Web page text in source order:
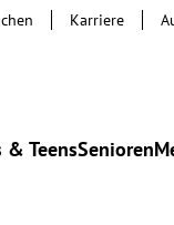
& TeensSenioren
Karriere